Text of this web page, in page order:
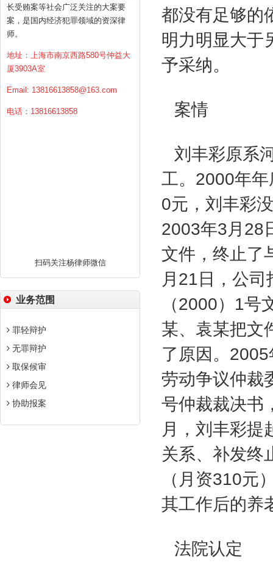
长受贿案等社会广泛关注的大案要
案，是国内经济犯罪领域的资深律
师。
地址：上海市南京西路580号仲益大
厦3903A室
Email: 13816613858@163.com
电话：13816613858
扫码关注杨律师微信
业务范围
罪轻辩护
无罪辩护
取保候审
律师会见
协助报案
都没有足够的
明力明显大于
予采纳。
案情
刘丰彩原系
工。 2000年年
0元，刘丰彩
2003年3月 28
文件，终止了
月 21 日，公
（2000） 1号
某、袁某把文
了原因。 2005
劳动争议仲裁
号仲裁裁决书
月，刘丰彩提
关系、补发终
（月资310元
其工作后的养
法院认定